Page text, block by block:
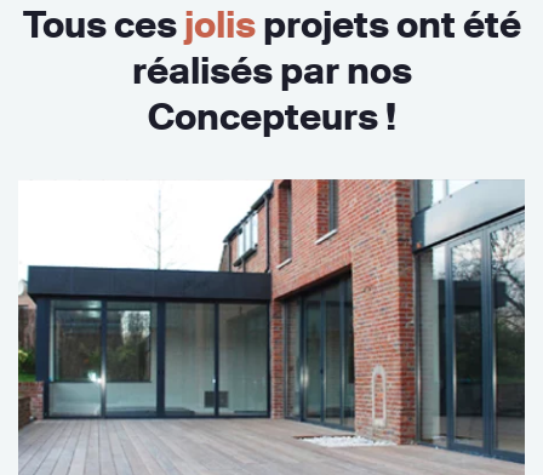
Tous cesjolisprojets ont été
réalisés par nos
Concepteurs !